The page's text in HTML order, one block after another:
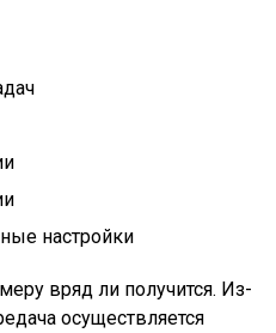
настройки
вряд ли получится. Из-
осуществляется